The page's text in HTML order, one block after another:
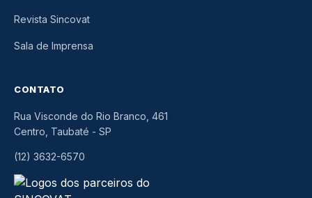
Revista Sincovat
Sala de Imprensa
CONTATO
Rua Visconde do Rio Branco, 461
Centro, Taubaté - SP
(12) 3632-6570